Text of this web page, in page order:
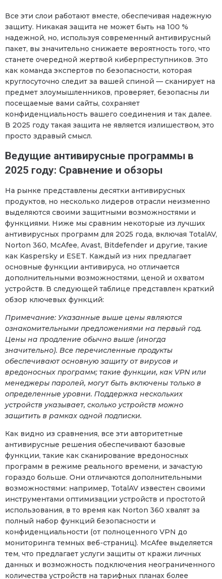
Все эти слои работают вместе, обеспечивая надежную
защиту. Никакая защита не может быть на 100 %
надежной, но, используя современный антивирусный
пакет, вы значительно снижаете вероятность того, что
станете очередной жертвой киберпреступников. Это
как команда экспертов по безопасности, которая
круглосуточно следит за вашей спиной — сканирует на
предмет злоумышленников, проверяет, безопасны ли
посещаемые вами сайты, сохраняет
конфиденциальность вашего соединения и так далее.
В 2025 году такая защита не является излишеством, это
просто здравый смысл.
Ведущие антивирусные программы в
2025 году: Сравнение и обзоры
На рынке представлены десятки антивирусных
продуктов, но несколько лидеров отрасли неизменно
выделяются своими защитными возможностями и
функциями. Ниже мы сравним некоторые из лучших
антивирусных программ для 2025 года, включая TotalAV,
Norton 360, McAfee, Avast, Bitdefender и другие, такие
как Kaspersky и ESET. Каждый из них предлагает
основные функции антивируса, но отличается
дополнительными возможностями, ценой и охватом
устройств. В следующей таблице представлен краткий
обзор ключевых функций:
Примечание: Указанные выше цены являются
ознакомительными предложениями на первый год.
Цены на продление обычно выше (иногда
значительно). Все перечисленные продукты
обеспечивают основную защиту от вирусов и
вредоносных программ; такие функции, как VPN или
менеджеры паролей, могут быть включены только в
определенные уровни. Поддержка нескольких
устройств указывает, сколько устройств можно
защитить в рамках одной подписки.
Как видно из сравнения, все эти авторитетные
антивирусные решения обеспечивают базовые
функции, такие как сканирование вредоносных
программ в режиме реального времени, и зачастую
гораздо больше. Они отличаются дополнительными
возможностями: например, TotalAV известен своими
инструментами оптимизации устройств и простотой
использования, в то время как Norton 360 хвалят за
полный набор функций безопасности и
конфиденциальности (от полноценного VPN до
мониторинга темных веб-страниц). McAfee выделяется
тем, что предлагает услуги защиты от кражи личных
данных и возможность подключения неограниченного
количества устройств на тарифных планах более